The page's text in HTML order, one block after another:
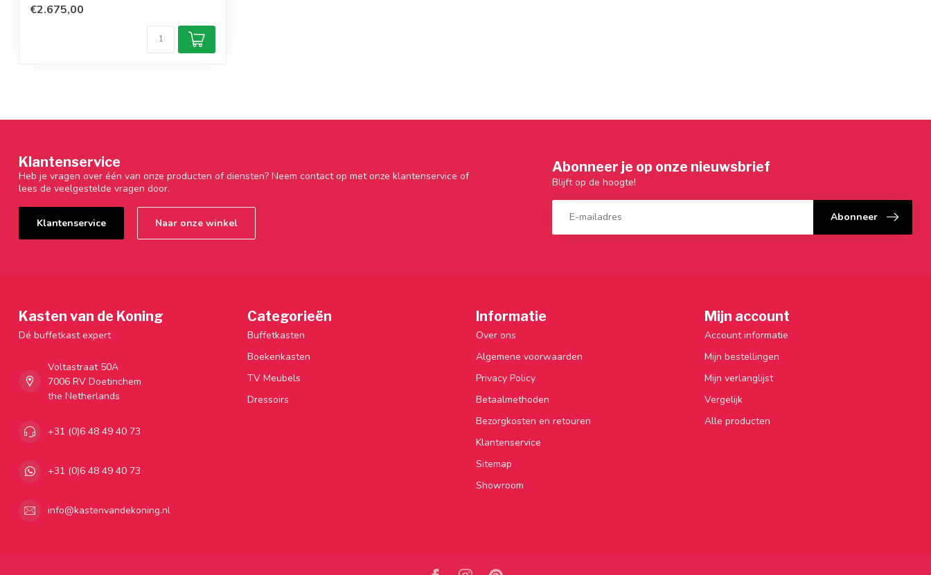
€2.675,00
Klantenservice
Heb je vragen over één van onze producten of diensten? Neem contact op met onze klantenservice of
lees de veelgestelde vragen door.
Klantenservice Naar onze winkel
Abonneer je op onze nieuwsbrief
Blijft op de hoogte!
Abonneer
Kasten van de Koning
Dé buffetkast expert
Voltastraat 50A
7006 RV Doetinchem
the Netherlands
+31 (0)6 48 49 40 73
+31 (0)6 48 49 40 73
info@kastenvandekoning.nl
Categorieën
Buffetkasten
Boekenkasten
TV Meubels
Dressoirs
Informatie
Over ons
Algemene voorwaarden
Privacy Policy
Betaalmethoden
Bezorgkosten en retouren
Klantenservice
Sitemap
Showroom
Mijn account
Account informatie
Mijn bestellingen
Mijn verlanglijst
Vergelijk
Alle producten